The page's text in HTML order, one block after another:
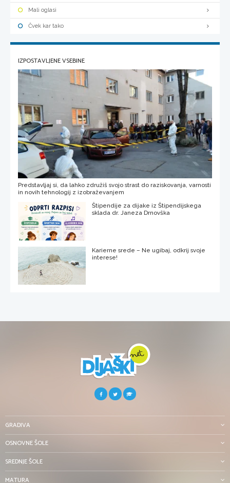
Mali oglasi
Čvek kar tako
IZPOSTAVLJENE VSEBINE
Predstavljaj si, da lahko združiš svojo strast do raziskovanja, varnosti
in novih tehnologij z izobraževanjem
Štipendije za dijake iz Štipendijskega
sklada dr. Janeza Drnovška
Karierne srede – Ne ugibaj, odkrij svoje
interese!
GRADIVA
OSNOVNE ŠOLE
SREDNJE ŠOLE
MATURA